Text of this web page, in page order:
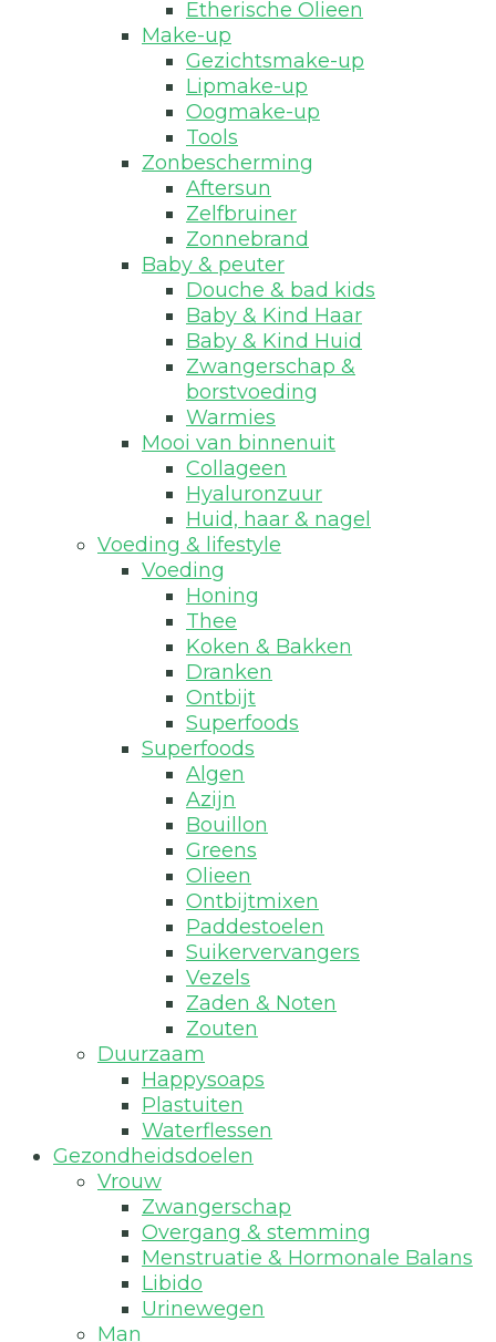
Etherische Olieen
Make-up
Gezichtsmake-up
Lipmake-up
Oogmake-up
Tools
Zonbescherming
Aftersun
Zelfbruiner
Zonnebrand
Baby & peuter
Douche & bad kids
Baby & Kind Haar
Baby & Kind Huid
Zwangerschap &
borstvoeding
Warmies
Mooi van binnenuit
Collageen
Hyaluronzuur
Huid, haar & nagel
Voeding & lifestyle
Voeding
Honing
Thee
Koken & Bakken
Dranken
Ontbijt
Superfoods
Superfoods
Algen
Azijn
Bouillon
Greens
Olieen
Ontbijtmixen
Paddestoelen
Suikervervangers
Vezels
Zaden & Noten
Zouten
Duurzaam
Happysoaps
Plastuiten
Waterflessen
Gezondheidsdoelen
Vrouw
Zwangerschap
Overgang & stemming
Menstruatie & Hormonale Balans
Libido
Urinewegen
Man